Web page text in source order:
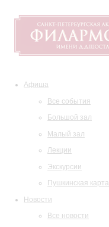
Афиша
Все события
Большой зал
Малый зал
Лекции
Экскурсии
Пушкинская карта
Новости
Все новости